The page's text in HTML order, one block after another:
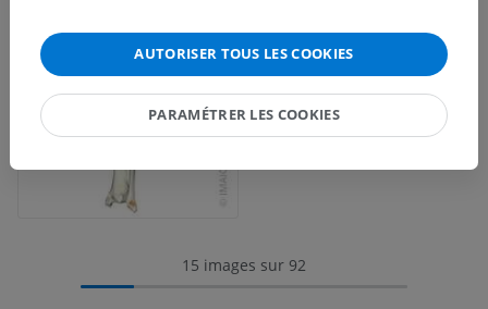
15 images sur 92
AUTORISER TOUS LES COOKIES
PARAMÉTRER LES COOKIES